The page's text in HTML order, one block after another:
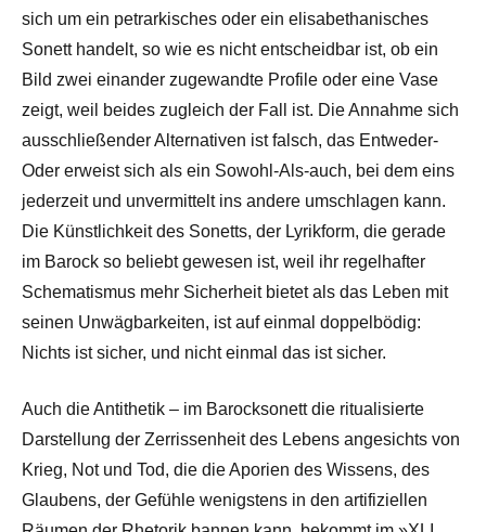
sich um ein petrarkisches oder ein elisabethanisches
Sonett handelt, so wie es nicht entscheidbar ist, ob ein
Bild zwei einander zugewandte Profile oder eine Vase
zeigt, weil beides zugleich der Fall ist. Die Annahme sich
ausschließender Alternativen ist falsch, das Entweder-
Oder erweist sich als ein Sowohl-Als-auch, bei dem eins
jederzeit und unvermittelt ins andere umschlagen kann.
Die Künstlichkeit des Sonetts, der Lyrikform, die gerade
im Barock so beliebt gewesen ist, weil ihr regelhafter
Schematismus mehr Sicherheit bietet als das Leben mit
seinen Unwägbarkeiten, ist auf einmal doppelbödig:
Nichts ist sicher, und nicht einmal das ist sicher.
Auch die Antithetik – im Barocksonett die ritualisierte
Darstellung der Zerrissenheit des Lebens angesichts von
Krieg, Not und Tod, die die Aporien des Wissens, des
Glaubens, der Gefühle wenigstens in den artifiziellen